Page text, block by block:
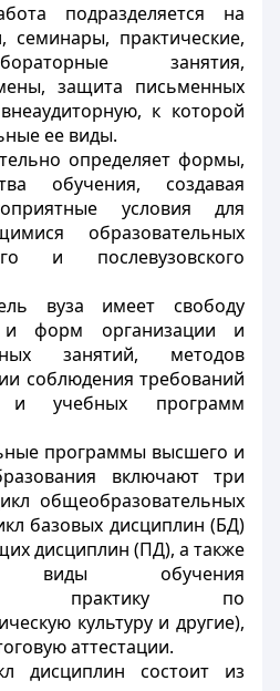
подразделяется на
семинары, практические,
занятия,
защита письменных
к которой
ее виды.
определяет формы,
обучения, создавая
условия для
образовательных
и послевузовского
вуза имеет свободу
и форм организации и
занятий, методов
соблюдения требований
и учебных программ
программы высшего и
включают три
общеобразовательных
базовых дисциплин (БД)
дисциплин (ПД), а также
виды обучения
практику по
культуру и другие),
аттестации.
дисциплин состоит из